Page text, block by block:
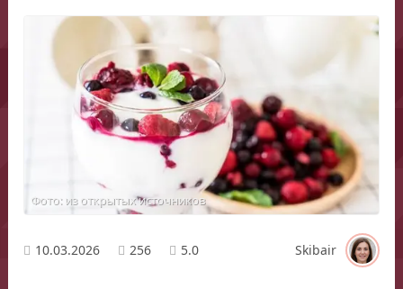
Фото: из открытых источников
10.03.2026 256 5.0 Skibair